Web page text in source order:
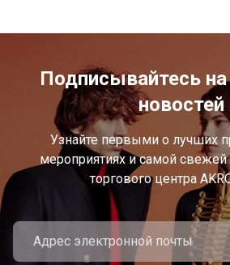
Подписывайтесь
новостей
Узнайте первыми о лучших
мероприятиях и самой
торгового центра